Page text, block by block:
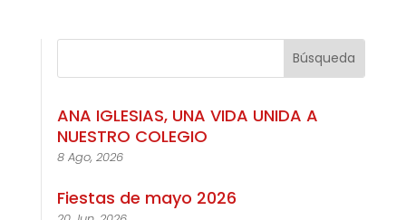
ANA IGLESIAS, UNA VIDA UNIDA A
NUESTRO COLEGIO
8 Ago, 2026
Fiestas de mayo 2026